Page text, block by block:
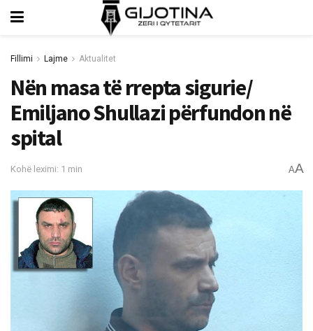
Fillimi Lajme Aktualitet
Nën masa të rrepta sigurie/
Emiljano Shullazi përfundon në
spital
Kohë leximi: 1 min AA